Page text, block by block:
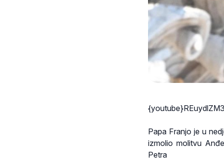
Papa Franjo je u
izmolio molitvu
Petra